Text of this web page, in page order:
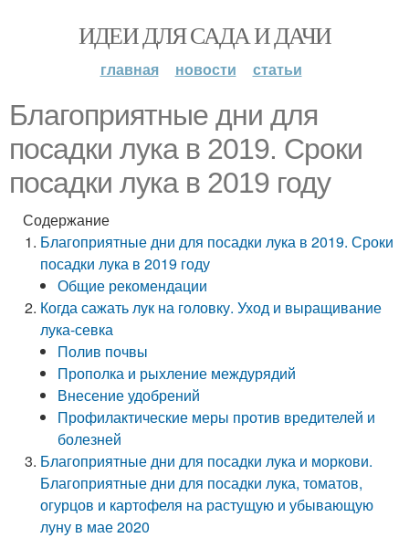
ИДЕИ ДЛЯ САДА И ДАЧИ
главная новости статьи
Благоприятные дни для
посадки лука в 2019. Сроки
посадки лука в 2019 году
Содержание
Благоприятные дни для посадки лука в 2019. Сроки
посадки лука в 2019 году
Общие рекомендации
Когда сажать лук на головку. Уход и выращивание
лука-севка
Полив почвы
Прополка и рыхление междурядий
Внесение удобрений
Профилактические меры против вредителей и
болезней
Благоприятные дни для посадки лука и моркови.
Благоприятные дни для посадки лука, томатов,
огурцов и картофеля на растущую и убывающую
луну в мае 2020